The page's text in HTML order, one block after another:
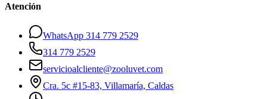
Atención
WhatsApp 314 779 2529
314 779 2529
servicioalcliente@zooluvet.com
Cra. 5c #15-83, Villamaría, Caldas